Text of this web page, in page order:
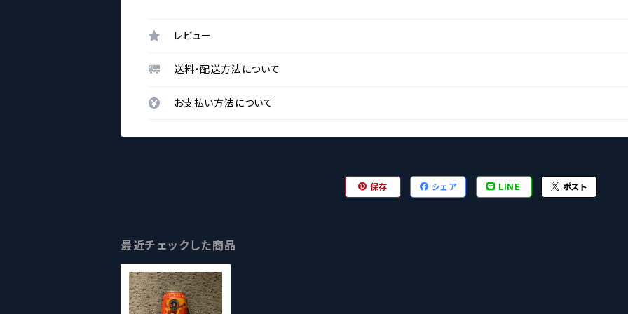
レビュー
送料・配送方法について
お支払い方法について
保存 シェア LINE ポスト
最近チェックした商品